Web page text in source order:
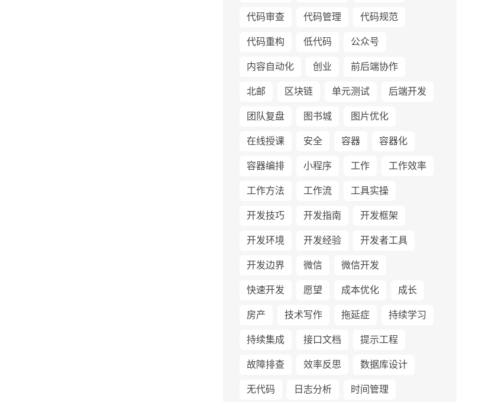
代码审查
代码管理
代码规范
代码重构
低代码
公众号
内容自动化
创业
前后端协作
北邮
区块链 单元测试
后端开发
团队复盘
图书城
图片优化
在线授课
安全 容器
容器化
容器编排
小程序 工作
工作效率
工作方法
工作流
工具实操
开发技巧
开发指南
开发框架
开发环境
开发经验
开发者工具
开发边界
微信
微信开发
快速开发
愿望 成本优化
成长
房产
技术写作 拖延症
持续学习
持续集成
接口文档
提示工程
故障排查
效率反思
数据库设计
无代码
日志分析
时间管理